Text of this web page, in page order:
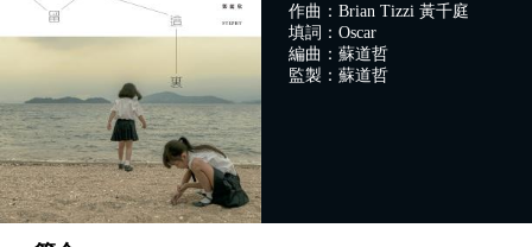
作曲：Brian Tizzi 黃千庭
填詞：Oscar
編曲：蘇道哲
監製：蘇道哲